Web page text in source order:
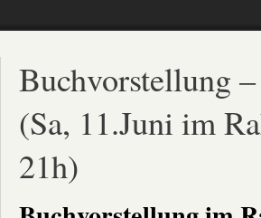
Buchvorstellung –
(Sa, 11.Juni im
21h)